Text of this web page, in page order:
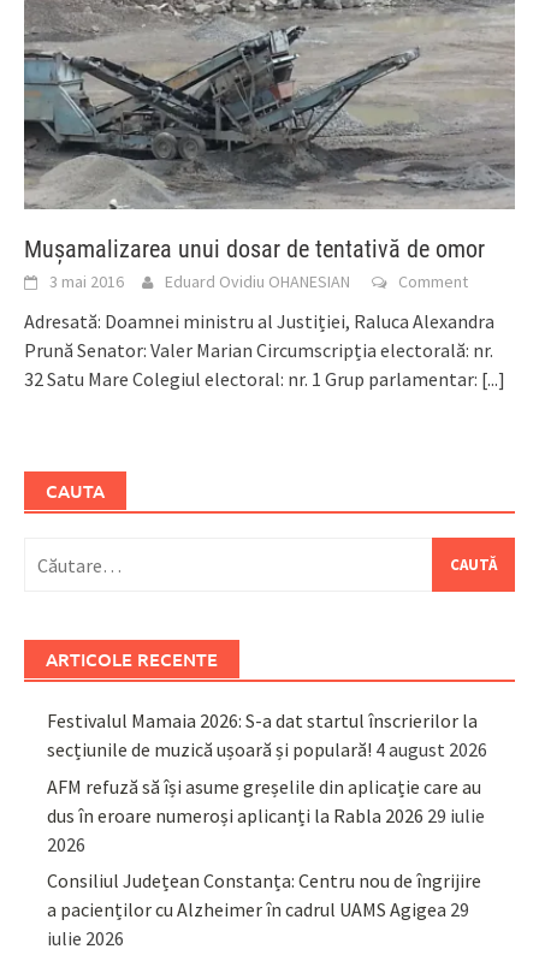
Mușamalizarea unui dosar de tentativă de omor
3 mai 2016 Eduard Ovidiu OHANESIAN Comment
Adresată: Doamnei ministru al Justiției, Raluca Alexandra
Prună Senator: Valer Marian Circumscripția electorală: nr.
32 Satu Mare Colegiul electoral: nr. 1 Grup parlamentar: [...]
CAUTA
după:
ARTICOLE RECENTE
Festivalul Mamaia 2026: S-a dat startul înscrierilor la
secțiunile de muzică ușoară și populară! 4 august 2026
AFM refuză să își asume greșelile din aplicație care au
dus în eroare numeroși aplicanți la Rabla 2026 29 iulie
2026
Consiliul Județean Constanța: Centru nou de îngrijire
a pacienților cu Alzheimer în cadrul UAMS Agigea 29
iulie 2026